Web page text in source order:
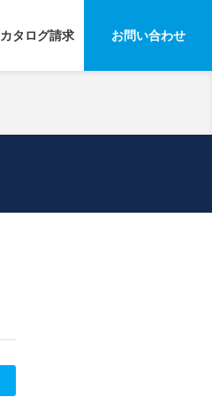
カタログ請求 お問い合わせ